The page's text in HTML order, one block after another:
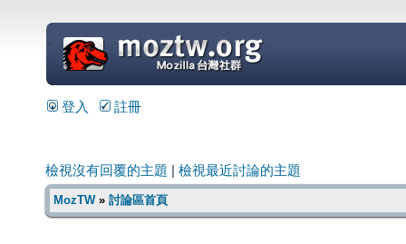
=
登入 註冊
檢視沒有回覆的主題 檢視最近討論的主題
MozTW» 討論區首頁